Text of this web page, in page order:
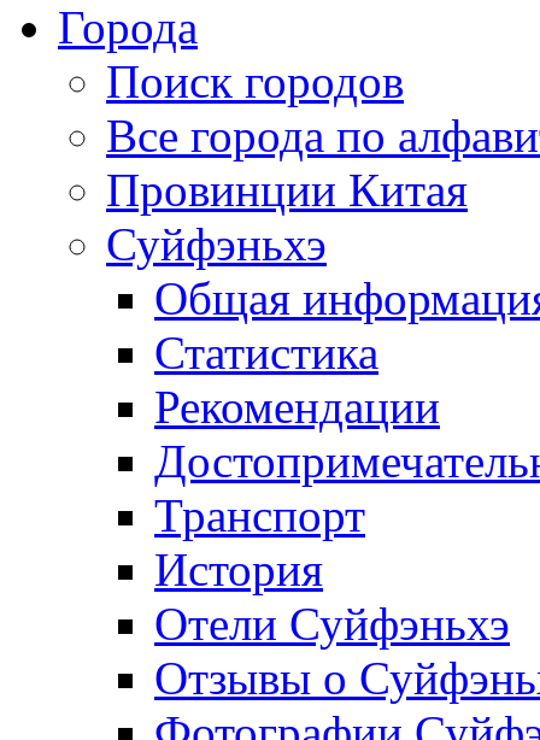
Города
Поиск городов
Все города по
Провинции Китая
Суйфэньхэ
Общая
Статистика
Рекомендации
Транспорт
История
Отели Суйфэньхэ
Отзывы о